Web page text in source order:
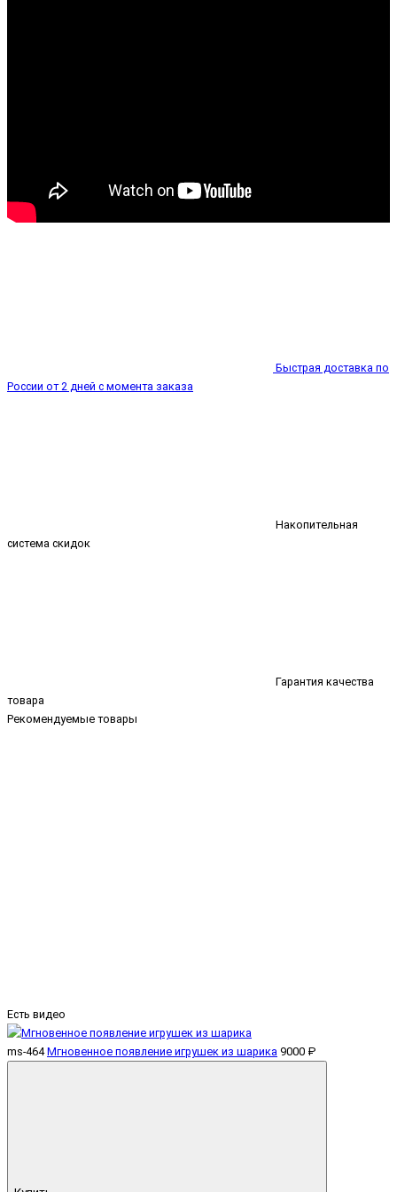
Быстрая доставка по
России от 2 дней с момента заказа
Накопительная
система скидок
Гарантия качества
товара
Рекомендуемые товары
Есть видео
ms-464 Мгновенное появление игрушек из шарика 9000 ₽